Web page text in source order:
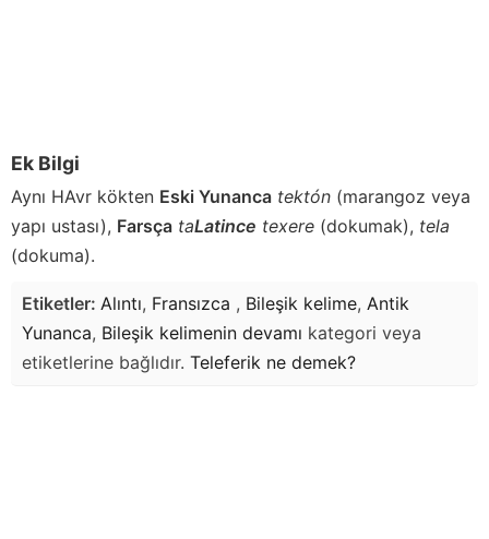
Ek Bilgi
Aynı HAvr kökten Eski Yunanca tektón (marangoz veya
yapı ustası), Farsça taLatince texere (dokumak), tela
(dokuma).
Etiketler: Alıntı, Fransızca , Bileşik kelime, Antik
Yunanca, Bileşik kelimenin devamı kategori veya
etiketlerine bağlıdır. Teleferik ne demek?